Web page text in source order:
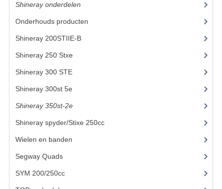
Shineray onderdelen
Onderhouds producten
Shineray 200STIIE-B(32)
Shineray 250 Stxe
Shineray 300 STE(69)
Shineray 300st 5e
Shineray 350st-2e(82)
Shineray spyder/Stixe 250cc(306)
Wielen en banden
Segway Quads(6)
SYM 200/250cc(15)